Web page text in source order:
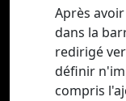
Après
dans la
redirigé
définir
compris